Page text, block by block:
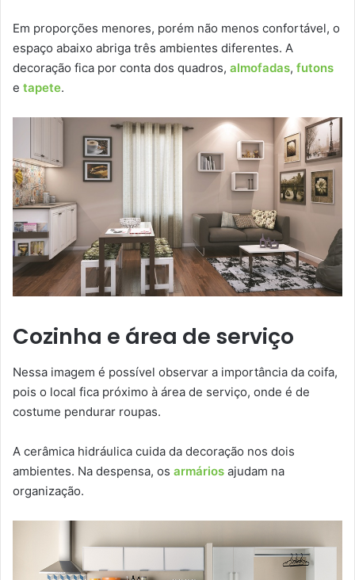
Em proporções menores, porém não menos confortável, o
espaço abaixo abriga três ambientes diferentes. A
decoração fica por conta dos quadros, almofadas, futons
e tapete.
Cozinha e área de serviço
Nessa imagem é possível observar a importância da coifa,
pois o local fica próximo à área de serviço, onde é de
costume pendurar roupas.
A cerâmica hidráulica cuida da decoração nos dois
ambientes. Na despensa, os armários ajudam na
organização.